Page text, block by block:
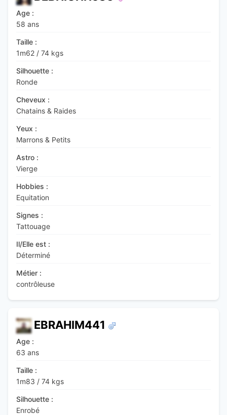
Age :
58 ans
Taille :
1m62 / 74 kgs
Silhouette :
Ronde
Cheveux :
Chatains & Raides
Yeux :
Marrons & Petits
Astro :
Vierge
Hobbies :
Equitation
Signes :
Tattouage
Il/Elle est :
Déterminé
Métier :
contrôleuse
EBRAHIM441
Age :
63 ans
Taille :
1m83 / 74 kgs
Silhouette :
Enrobé